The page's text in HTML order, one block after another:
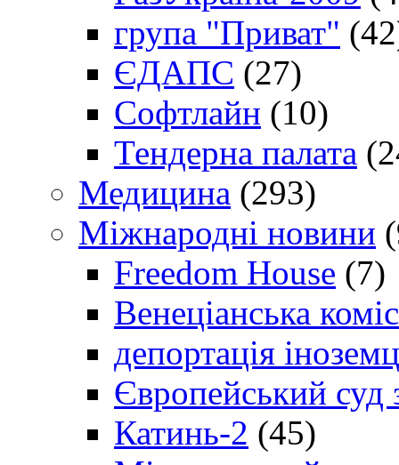
група "Приват"
ЄДАПС (27)
Софтлайн (10)
Тендерна палата
Медицина (293)
Міжнародні новини
Freedom House (7)
Венеціанська
депортація
Європейський
Катинь-2 (45)